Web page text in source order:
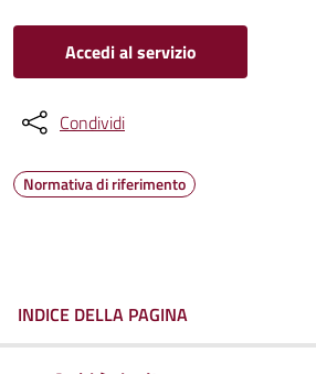
Accedi al servizio
Condividi
Normativa di riferimento
INDICE DELLA PAGINA